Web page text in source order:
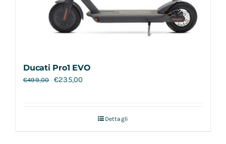
Ducati Pro1 EVO
€499,00 €235,00
Dettagli